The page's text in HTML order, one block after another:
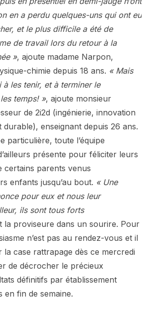
en a perdu quelques-uns qui ont eu
et le plus difficile a été de
de travail lors du retour à la
», ajoute madame Narpon,
chimie depuis 18 ans. « Mais
à les tenir, et à terminer le
temps! », ajoute monsieur
de 2i2d (ingénierie, innovation
durable), enseignant depuis 26 ans.
particulière, toute l’équipe
présente pour féliciter leurs
certains parents venus
enfants jusqu’au bout. « Une
pour eux et nous leur
ils sont tous forts
la proviseure dans un sourire. Pour
n’est pas au rendez-vous et il
case rattrapage dès ce mercredi
de décrocher le précieux
définitifs par établissement
en fin de semaine.